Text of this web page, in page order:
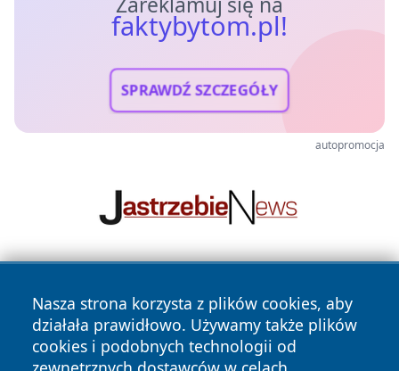
faktybytom.pl!
SPRAWDŹ SZCZEGÓŁY
autopromocja
Nasza strona korzysta z plików cookies, aby
działała prawidłowo. Używamy także plików
cookies i podobnych technologii od